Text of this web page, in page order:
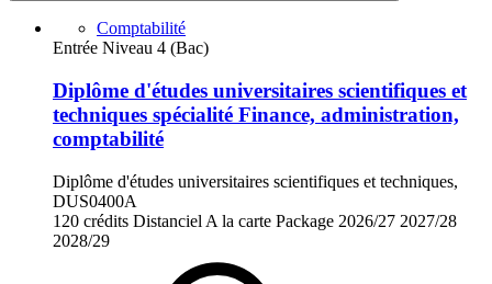
Comptabilité
Entrée Niveau 4 (Bac)
Diplôme d'études universitaires scientifiques et
techniques spécialité Finance, administration,
comptabilité
Diplôme d'études universitaires scientifiques et techniques,
DUS0400A
120 crédits Distanciel A la carte Package 2026/27 2027/28
2028/29